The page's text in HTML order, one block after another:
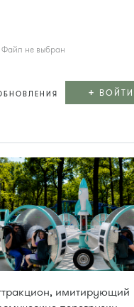
Файл не выбран
+
имитирующий